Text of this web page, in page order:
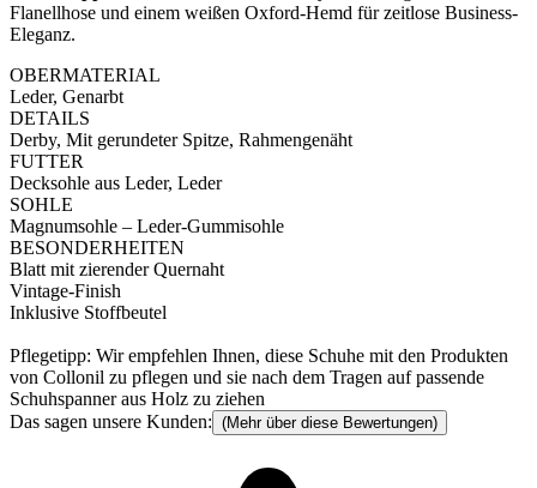
Flanellhose und einem weißen Oxford-Hemd für zeitlose Business-
Eleganz.
OBERMATERIAL
Leder, Genarbt
DETAILS
Derby, Mit gerundeter Spitze, Rahmengenäht
FUTTER
Decksohle aus Leder, Leder
SOHLE
Magnumsohle – Leder-Gummisohle
BESONDERHEITEN
Blatt mit zierender Quernaht
Vintage-Finish
Inklusive Stoffbeutel
Pflegetipp: Wir empfehlen Ihnen, diese Schuhe mit den Produkten
von Collonil zu pflegen und sie nach dem Tragen auf passende
Schuhspanner aus Holz zu ziehen
Das sagen unsere Kunden: (Mehr über diese Bewertungen)